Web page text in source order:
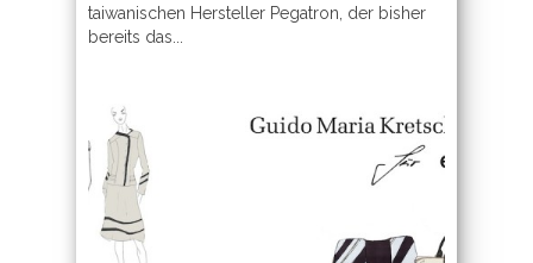
taiwanischen Hersteller Pegatron, der bisher
bereits das...